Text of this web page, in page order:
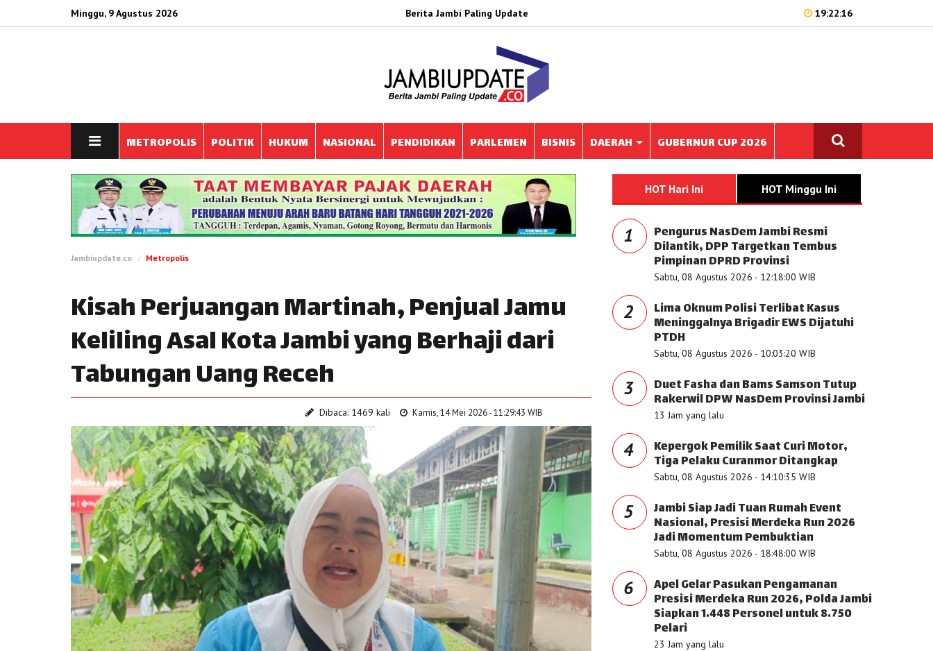
Minggu, 9 Agustus 2026 Berita Jambi Paling Update 19:22:16
METROPOLIS POLITIK HUKUM NASIONAL PENDIDIKAN PARLEMEN BISNIS DAERAH GUBERNUR CUP 2026
Jambiupdate.co Metropolis
Kisah Perjuangan Martinah, Penjual Jamu
Keliling Asal Kota Jambi yang Berhaji dari
Tabungan Uang Receh
Dibaca: 1469 kali Kamis, 14 Mei 2026 - 11:29:43 WIB
HOT Hari Ini HOT Minggu Ini
1 Pengurus NasDem Jambi Resmi
Dilantik, DPP Targetkan Tembus
Pimpinan DPRD Provinsi
Sabtu, 08 Agustus 2026 - 12:18:00 WIB
2 Lima Oknum Polisi Terlibat Kasus
Meninggalnya Brigadir EWS Dijatuhi
PTDH
Sabtu, 08 Agustus 2026 - 10:03:20 WIB
3 Duet Fasha dan Bams Samson Tutup
Rakerwil DPW NasDem Provinsi Jambi
13 Jam yang lalu
4 Kepergok Pemilik Saat Curi Motor,
Tiga Pelaku Curanmor Ditangkap
Sabtu, 08 Agustus 2026 - 14:10:35 WIB
5 Jambi Siap Jadi Tuan Rumah Event
Nasional, Presisi Merdeka Run 2026
Jadi Momentum Pembuktian
Sabtu, 08 Agustus 2026 - 18:48:00 WIB
6 Apel Gelar Pasukan Pengamanan
Presisi Merdeka Run 2026, Polda Jambi
Siapkan 1.448 Personel untuk 8.750
Pelari
23 Jam yang lalu